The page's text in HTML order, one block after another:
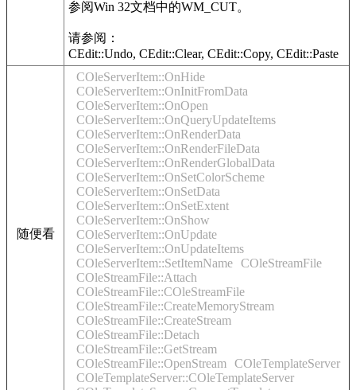
参阅Win 32文档中的WM_CUT。
请参阅：
CEdit::Undo, CEdit::Clear, CEdit::Copy, CEdit::Paste
随便看
COleServerItem::OnHide
COleServerItem::OnInitFromData
COleServerItem::OnOpen
COleServerItem::OnQueryUpdateItems
COleServerItem::OnRenderData
COleServerItem::OnRenderFileData
COleServerItem::OnRenderGlobalData
COleServerItem::OnSetColorScheme
COleServerItem::OnSetData
COleServerItem::OnSetExtent
COleServerItem::OnShow
COleServerItem::OnUpdate
COleServerItem::OnUpdateItems
COleServerItem::SetItemName COleStreamFile
COleStreamFile::Attach
COleStreamFile::COleStreamFile
COleStreamFile::CreateMemoryStream
COleStreamFile::CreateStream
COleStreamFile::Detach
COleStreamFile::GetStream
COleStreamFile::OpenStream
COleTemplateServer
COleTemplateServer::COleTemplateServer